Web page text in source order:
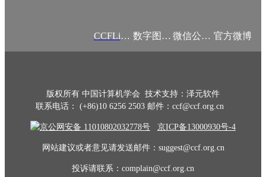
CCFLink APP 数字图书馆 微信公众号 官方微博
版权所有 中国计算机学会 技术支持：泽元软件
联系电话： (+86)10 6256 2503 邮件：ccf@ccf.org.cn
京公网安备 11010802032778号 京ICP备13000930号-4
网站建议或者意见请发送邮件：suggest@ccf.org.cn
投诉请联系：complain@ccf.org.cn